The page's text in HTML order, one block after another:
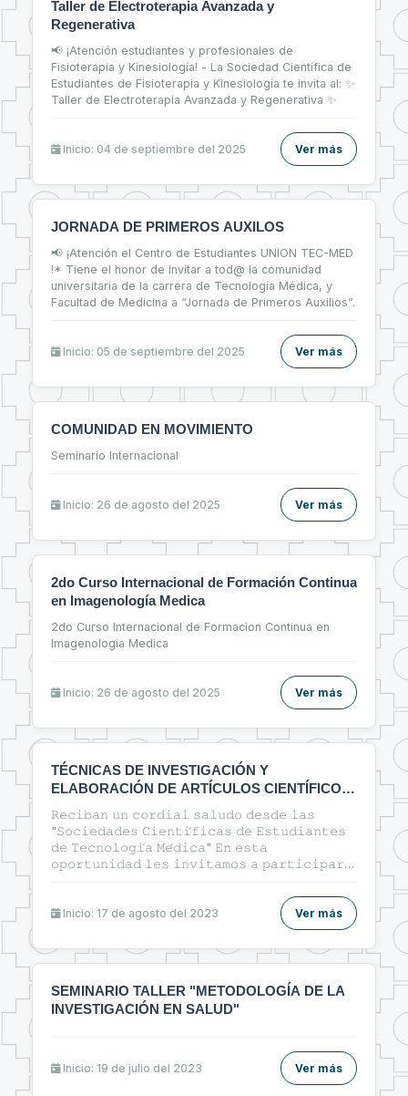
Taller de Electroterapia Avanzada y
Regenerativa
📢 ¡Atención estudiantes y profesionales de
Fisioterapia y Kinesiología! - La Sociedad Científica de
Estudiantes de Fisioterapia y Kinesiología te invita al: ✨
Taller de Electroterapia Avanzada y Regenerativa ✨
Inicio: 04 de septiembre del 2025 Ver más
JORNADA DE PRIMEROS AUXILOS
📢 ¡Atención el Centro de Estudiantes UNION TEC-MED
!* Tiene el honor de invitar a tod@ la comunidad
universitaria de la carrera de Tecnología Médica, y
Facultad de Medicina a “Jornada de Primeros Auxilios”.
Inicio: 05 de septiembre del 2025 Ver más
COMUNIDAD EN MOVIMIENTO
Seminario Internacional
Inicio: 26 de agosto del 2025 Ver más
2do Curso Internacional de Formación Continua
en Imagenología Medica
2do Curso Internacional de Formacion Continua en
Imagenologia Medica
Inicio: 26 de agosto del 2025 Ver más
TÉCNICAS DE INVESTIGACIÓN Y
ELABORACIÓN DE ARTÍCULOS CIENTÍFICOS
EN EL ÁREA DE LA SALUD
𝚁𝚎𝚌𝚒𝚋𝚊𝚗 𝚞𝚗 𝚌𝚘𝚛𝚍𝚒𝚊𝚕 𝚜𝚊𝚕𝚞𝚍𝚘 𝚍𝚎𝚜𝚍𝚎 𝚕𝚊𝚜
"𝚂𝚘𝚌𝚒𝚎𝚍𝚊𝚍𝚎𝚜 𝙲𝚒𝚎𝚗𝚝𝚒́𝚏𝚒𝚌𝚊𝚜 𝚍𝚎 𝙴𝚜𝚝𝚞𝚍𝚒𝚊𝚗𝚝𝚎𝚜
𝚍𝚎 𝚃𝚎𝚌𝚗𝚘𝚕𝚘𝚐𝚒́𝚊 𝙼𝚎́𝚍𝚒𝚌𝚊" 𝙴𝚗 𝚎𝚜𝚝𝚊
𝚘𝚙𝚘𝚛𝚝𝚞𝚗𝚒𝚍𝚊𝚍 𝚕𝚎𝚜 𝚒𝚗𝚟𝚒𝚝𝚊𝚖𝚘𝚜 𝚊 𝚙𝚊𝚛𝚝𝚒𝚌𝚒𝚙𝚊𝚛
ᴇʟᴀʙᴏʀᴀᴄɪᴏ́ɴ ᴅᴇ ᴀʀᴛɪ́ᴄᴜʟᴏs ᴄɪᴇɴᴛɪ́ғɪᴄᴏs ᴇɴ ᴇʟ ᴀ́ʀᴇᴀ ᴅᴇ ʟᴀ
sᴀʟᴜᴅ"🔰
Inicio: 17 de agosto del 2023 Ver más
SEMINARIO TALLER "METODOLOGÍA DE LA
INVESTIGACIÓN EN SALUD"
Inicio: 19 de julio del 2023 Ver más